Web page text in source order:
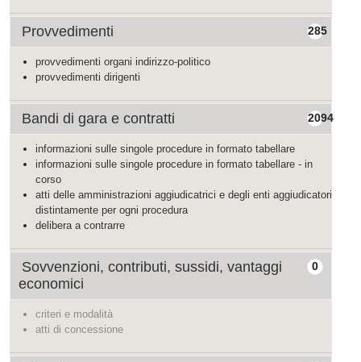
285
Provvedimenti
provvedimenti organi indirizzo-politico
provvedimenti dirigenti
2094
Bandi di gara e contratti
informazioni sulle singole procedure in formato tabellare
informazioni sulle singole procedure in formato tabellare - in
corso
atti delle amministrazioni aggiudicatrici e degli enti aggiudicatori
distintamente per ogni procedura
delibera a contrarre
0
Sovvenzioni, contributi, sussidi, vantaggi
economici
criteri e modalità
atti di concessione